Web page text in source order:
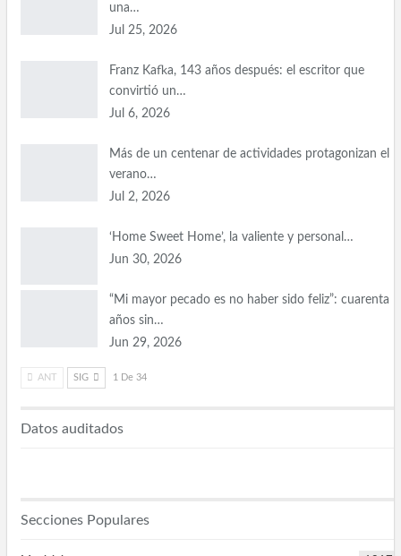
una…
Jul 25, 2026
Franz Kafka, 143 años después: el escritor que
convirtió un…
Jul 6, 2026
Más de un centenar de actividades protagonizan el
verano…
Jul 2, 2026
‘Home Sweet Home’, la valiente y personal…
Jun 30, 2026
“Mi mayor pecado es no haber sido feliz”: cuarenta
años sin…
Jun 29, 2026
ANT SIG 1 De 34
Datos auditados
Secciones Populares